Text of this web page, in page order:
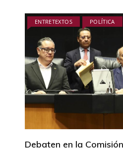
ENTRETEXTOS POLÍTICA
Debaten en la